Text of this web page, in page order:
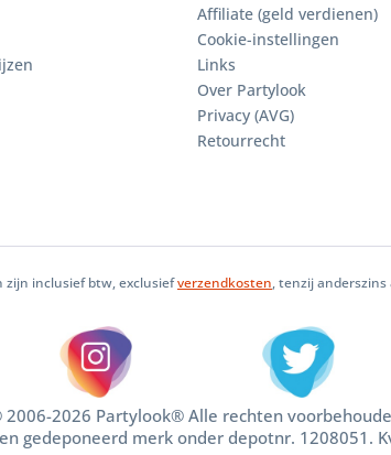
Affiliate (geld verdienen)
Cookie-instellingen
Links
Over Partylook
Privacy (AVG)
Retourrecht
zijn inclusief btw, exclusiefverzendkosten, tenzij anderszins
2006-2026 Partylook® Alle rechten
gedeponeerd merk onder depotnr. 1208051.